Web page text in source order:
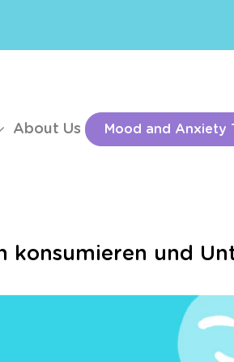
About Us Mood and Anxiety
konsumieren und